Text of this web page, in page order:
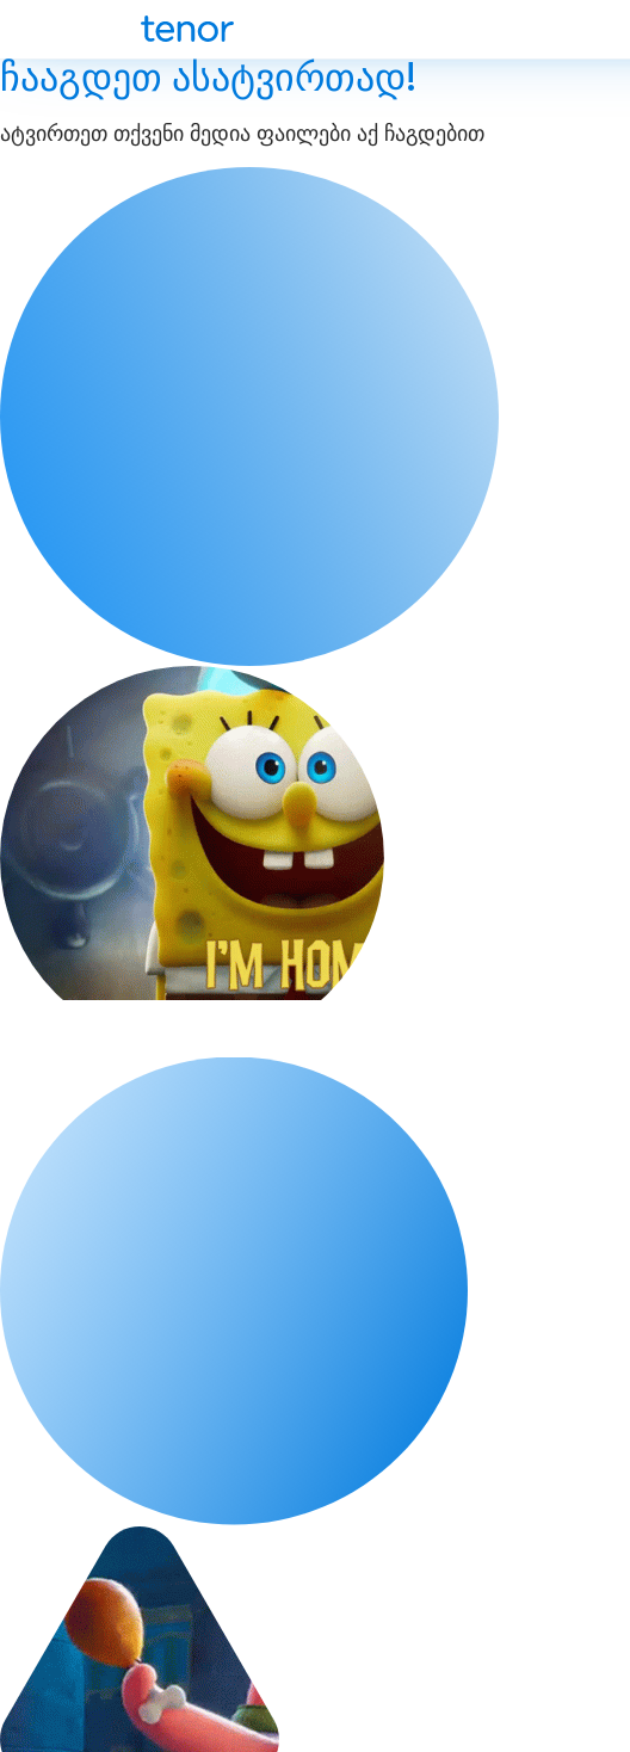
ჩააგდეთ ასატვირთად!
ატვირთეთ თქვენი მედია ფაილები აქ ჩაგდებით